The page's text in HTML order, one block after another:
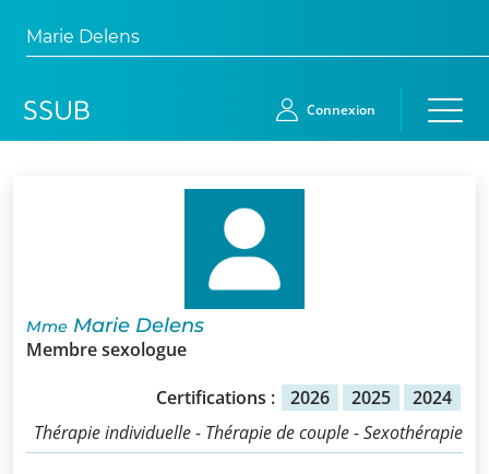
Marie Delens
d’adhésion
sommes-
nous?
Connexion
Mme Marie Delens
Membre sexologue
Certifications :
2026 2025
2024
Thérapie individuelle - Thérapie de couple - Sexothérapie